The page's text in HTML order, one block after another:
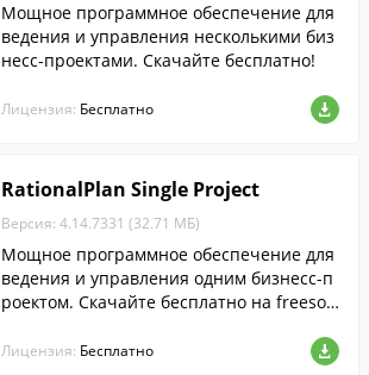
Мощное программное обеспечение для
ведения и управления несколькими биз
несс-проектами. Скачайте бесплатно!
Лицензия: Бесплатно
RationalPlan Single Project
Версия: 4.14.7331 (32.71 МБ)
Мощное программное обеспечение для
ведения и управления одним бизнесс-п
роектом. Скачайте бесплатно на freesof
Лицензия: Бесплатно